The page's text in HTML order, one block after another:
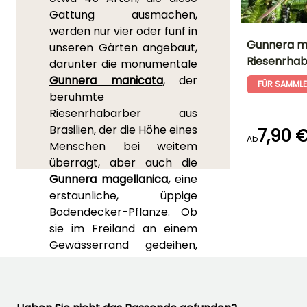
Gattung ausmachen,
werden nur vier oder fünf in
unseren Gärten angebaut,
darunter die monumentale
Gunnera manicata, der
berühmte
Riesenrhabarber aus
Brasilien, der die Höhe eines
Menschen bei weitem
überragt, aber auch die
Gunnera magellanica,eine
erstaunliche, üppige
Bodendecker-Pflanze. Ob
sie im Freiland an einem
Gewässerrand gedeihen,
15 cm
Blütezeit
Gunnera
FÜR
Ab7,90